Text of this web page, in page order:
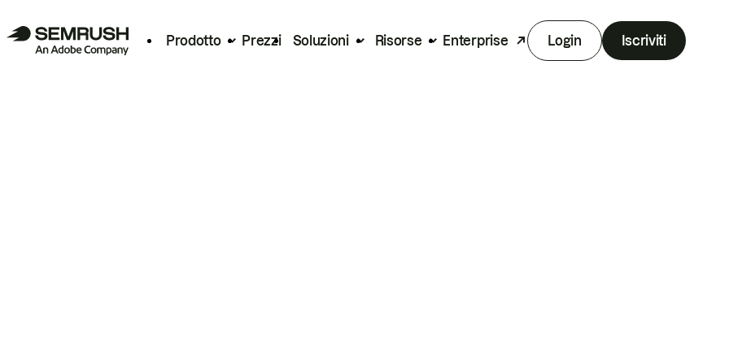
Prodotto Prezzi Soluzioni Risorse Enterprise Login Iscriviti